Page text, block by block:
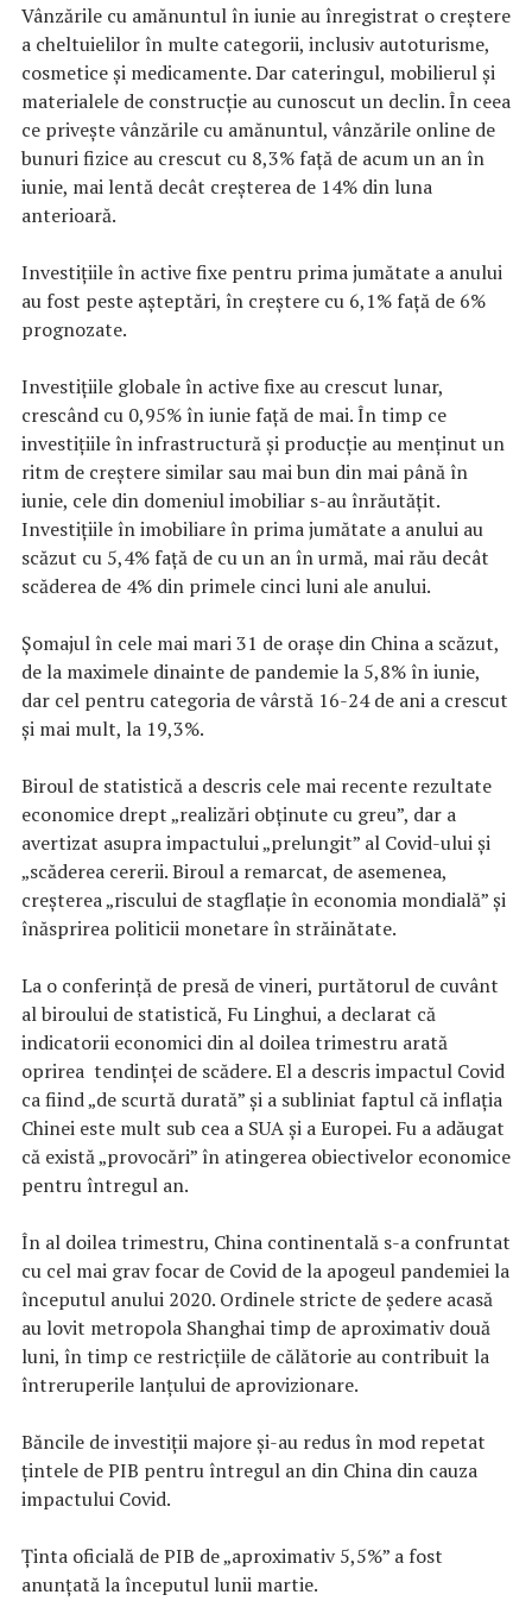
Vânzările cu amănuntul în iunie au înregistrat o creștere
a cheltuielilor în multe categorii, inclusiv autoturisme,
cosmetice și medicamente. Dar cateringul, mobilierul și
materialele de construcție au cunoscut un declin. În ceea
ce privește vânzările cu amănuntul, vânzările online de
bunuri fizice au crescut cu 8,3% față de acum un an în
iunie, mai lentă decât creșterea de 14% din luna
anterioară.
Investițiile în active fixe pentru prima jumătate a anului
au fost peste așteptări, în creștere cu 6,1% față de 6%
prognozate.
Investițiile globale în active fixe au crescut lunar,
crescând cu 0,95% în iunie faţă de mai. În timp ce
investițiile în infrastructură și producție au menținut un
ritm de creștere similar sau mai bun din mai până în
iunie, cele din domeniul imobiliar s-au înrăutățit.
Investițiile în imobiliare în prima jumătate a anului au
scăzut cu 5,4% față de cu un an în urmă, mai rău decât
scăderea de 4% din primele cinci luni ale anului.
Șomajul în cele mai mari 31 de orașe din China a scăzut,
de la maximele dinainte de pandemie la 5,8% în iunie,
dar cel pentru categoria de vârstă 16-24 de ani a crescut
și mai mult, la 19,3%.
Biroul de statistică a descris cele mai recente rezultate
economice drept „realizări obținute cu greu”, dar a
avertizat asupra impactului „prelungit” al Covid-ului și
„scăderea cererii. Biroul a remarcat, de asemenea,
creșterea „riscului de stagflație în economia mondială” și
înăsprirea politicii monetare în străinătate.
La o conferință de presă de vineri, purtătorul de cuvânt
al biroului de statistică, Fu Linghui, a declarat că
indicatorii economici din al doilea trimestru arată
oprirea tendinței de scădere. El a descris impactul Covid
ca fiind „de scurtă durată” și a subliniat faptul că inflația
Chinei este mult sub cea a SUA și a Europei. Fu a adăugat
că există „provocări” în atingerea obiectivelor economice
pentru întregul an.
În al doilea trimestru, China continentală s-a confruntat
cu cel mai grav focar de Covid de la apogeul pandemiei la
începutul anului 2020. Ordinele stricte de ședere acasă
au lovit metropola Shanghai timp de aproximativ două
luni, în timp ce restricțiile de călătorie au contribuit la
întreruperile lanțului de aprovizionare.
Băncile de investiții majore și-au redus în mod repetat
țintele de PIB pentru întregul an din China din cauza
impactului Covid.
Ținta oficială de PIB de „aproximativ 5,5%” a fost
anunțată la începutul lunii martie.